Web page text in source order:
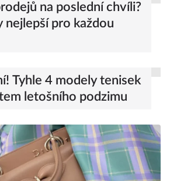
na poslední chvíli?
nejlepší pro každou
Tyhle 4 modely tenisek
letošního podzimu